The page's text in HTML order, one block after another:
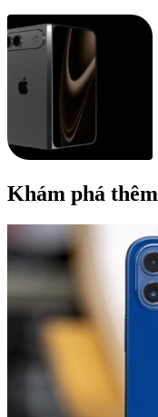
Khám phá thêm